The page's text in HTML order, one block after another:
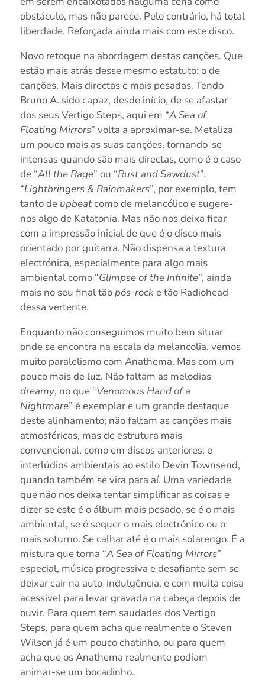
obstáculo, mas não parece. Pelo contrário, há total
liberdade. Reforçada ainda mais com este disco.
Novo retoque na abordagem destas canções. Que
estão mais atrás desse mesmo estatuto: o de
canções. Mais directas e mais pesadas. Tendo
Bruno A. sido capaz, desde início, de se afastar
dos seus Vertigo Steps, aqui em “A Sea of
Floating Mirrors” volta a aproximar-se. Metaliza
um pouco mais as suas canções, tornando-se
intensas quando são mais directas, como é o caso
de “All the Rage” ou “Rust and Sawdust”.
“Lightbringers & Rainmakers”, por exemplo, tem
tanto de upbeatcomo de melancólico e sugere-
nos algo de Katatonia. Mas não nos deixa ficar
com a impressão inicial de que é o disco mais
orientado por guitarra. Não dispensa a textura
electrónica, especialmente para algo mais
ambiental como “Glimpse of the Infinite”, ainda
mais no seu final tãopós-rock e tão Radiohead
dessa vertente.
Enquanto não conseguimos muito bem situar
onde se encontra na escala da melancolia, vemos
muito paralelismo com Anathema. Mas com um
pouco mais de luz. Não faltam as melodias
dreamy, no que “Venomous Hand of a
Nightmare” é exemplar e um grande destaque
deste alinhamento; não faltam as canções mais
atmosféricas, mas de estrutura mais
convencional, como em discos anteriores; e
interlúdios ambientais ao estilo Devin Townsend,
quando também se vira para aí. Uma variedade
que não nos deixa tentar simplificar as coisas e
dizer se este é o álbum mais pesado, se é o mais
ambiental, se é sequer o mais electrónico ou o
mais soturno. Se calhar até é o mais solarengo. É a
mistura que torna “A Sea of Floating Mirrors”
especial, música progressiva e desafiante sem se
deixar cair na auto-indulgência, e com muita coisa
acessível para levar gravada na cabeça depois de
ouvir. Para quem tem saudades dos Vertigo
Steps, para quem acha que realmente o Steven
Wilson já é um pouco chatinho, ou para quem
acha que os Anathema realmente podiam
animar-se um bocadinho.